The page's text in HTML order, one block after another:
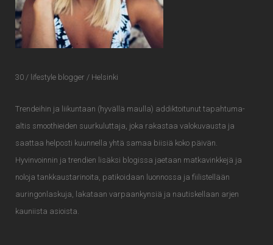
30 / lifestyle blogger / Helsinki
Trendeihin ja liikuntaan (hyvällä maulla) addiktoitunut tapahtuma-
altis smoothieiden suurkuluttaja, joka rakastaa valokuvausta ja
saattaa helposti kuunnella yhtä samaa biisiä koko päivän.
Hyvinvoinnin ja trendien lisäksi blogissa jaetaan matkavinkkejä ja
noloja tankkaustarinoita, patikoidaan luonnossa ja fiilistellään
auringonlaskuja, lakataan varpaankynsiä ja nautiskellaan arjen
kauniista asioista.